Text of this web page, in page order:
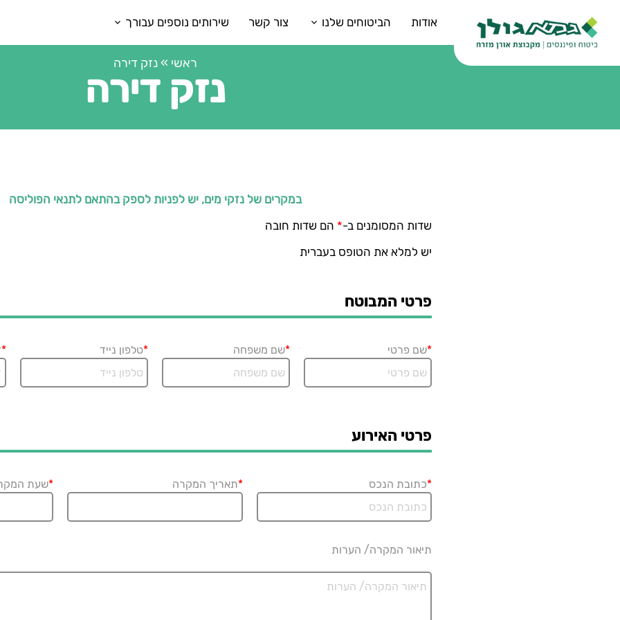
אודות הביטוחים שלנו צור קשר שירותים נוספים עבורך
ראשי »נזק דירה
נזק דירה
במקרים של נזקי מים, יש לפניות לספק בהתאם לתנאי הפוליסה
שדות המסומנים ב-* הם שדות חובה
יש למלא את הטופס בעברית
פרטי המבוטח
*שם פרטי *שם משפחה *טלפון נייד *
פרטי האירוע
*כתובת הנכס *תאריך המקרה *שעת
תיאור המקרה/ הערות